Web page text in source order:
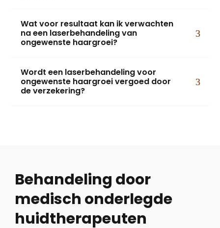
Wat voor resultaat kan ik verwachten
na een laserbehandeling van
ongewenste haargroei?
Wordt een laserbehandeling voor
ongewenste haargroei vergoed door
de verzekering?
Behandeling door
medisch onderlegde
huidtherapeuten